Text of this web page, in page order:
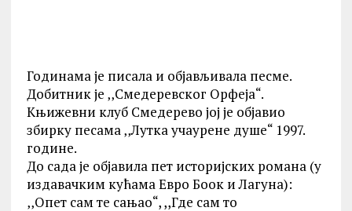
Годинама је писала и објављивала песме.
Добитник је ‚‚Смедеревског Орфеја“.
Књижевни клуб Смедерево јој је објавио
збирку песама ‚‚Лутка учаурене душе“ 1997.
године.
До сада је објавила пет историјских романа (у
издавачким кућама Евро Боок и Лагуна):
‚‚Опет сам те сањао“, ,,Где сам то